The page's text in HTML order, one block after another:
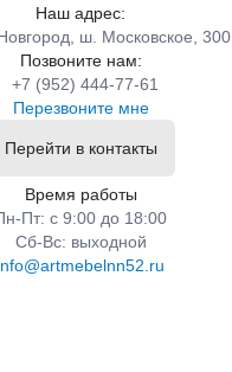
Наш адрес:
ш. Московское, 300
Позвоните нам:
+7 (952) 444-77-61
Перезвоните мне
Перейти в контакты
Время работы
Пт: с 9:00 до 18:00
Сб-Вс: выходной